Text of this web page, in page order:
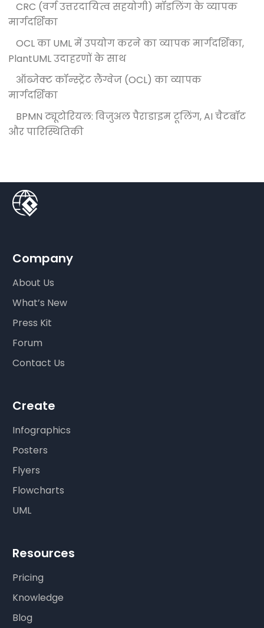
CRC (वर्ग उत्तरदायित्व सहयोगी) मॉडलिंग के व्यापक
मार्गदर्शिका
OCL का UML में उपयोग करने का व्यापक मार्गदर्शिका,
PlantUML उदाहरणों के साथ
ऑब्जेक्ट कॉन्स्ट्रेंट लैंग्वेज (OCL) का व्यापक
मार्गदर्शिका
BPMN ट्यूटोरियल: विजुअल पैराडाइम टूलिंग, AI चैटबॉट
और पारिस्थितिकी
Company
About Us
What’s New
Press Kit
Forum
Contact Us
Create
Infographics
Posters
Flyers
Flowcharts
UML
Resources
Pricing
Knowledge
Blog